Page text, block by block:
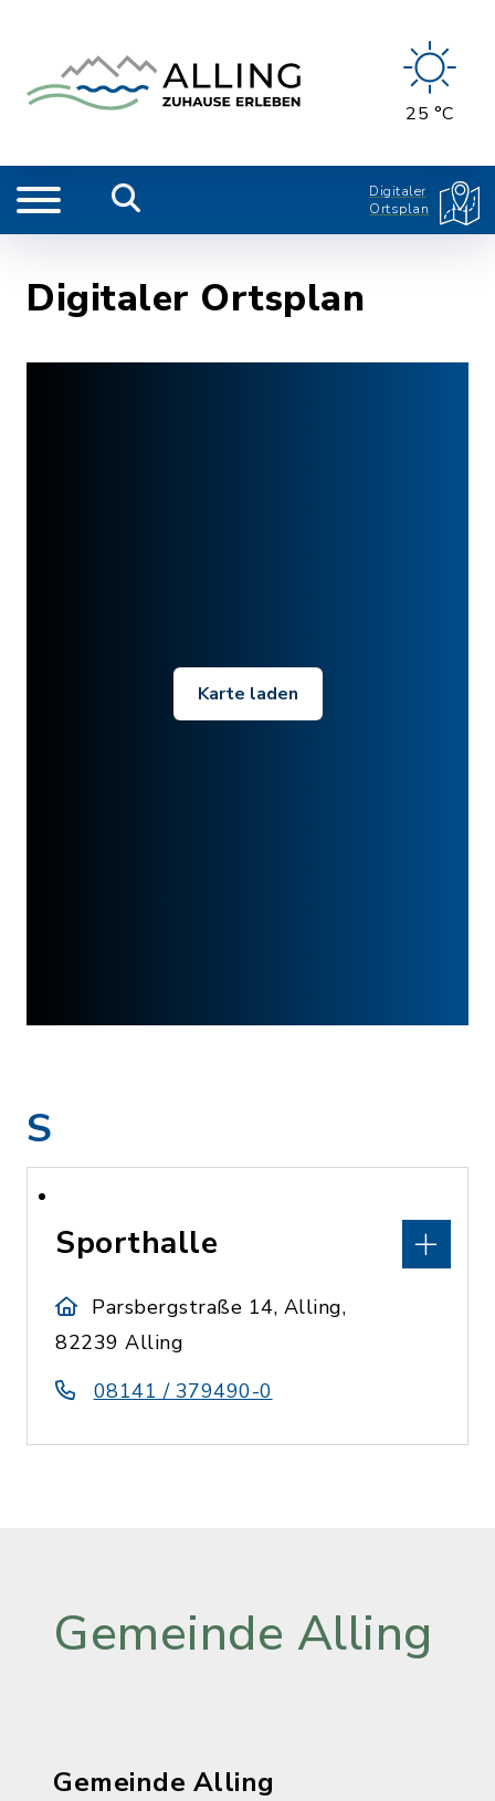
25 °C
Digitaler
Ortsplan
Digitaler Ortsplan
Karte laden
S
Sporthalle
Parsbergstraße 14, Alling,
82239 Alling
08141 / 379490-0
Gemeinde Alling
Gemeinde Alling